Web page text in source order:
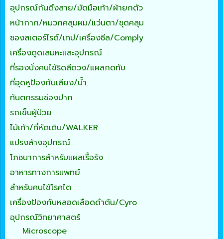
อุปกรณ์กันดึงสาย/มัดมือเท้า/ผ้ายกตัว
หน้ากาก/หมวกคลุมผม/แว่นตา/ชุดคลุม
ซองสเตอร์ไรด์/เทป/เครื่องซีล/Comply
เครื่องดูดเสมหะและอุปกรณ์
ที่รองนั่งคนไข้ริดสีดวง/แผลกดทับ
ที่อุดหูป้องกันเสียง/น้ำ
ทันตกรรมช่องปาก
รถเข็นผู้ป่วย
ไม้เท้า/ที่หัดเดิน/WALKER
แปรงล้างอุปกรณ์
โภชนาการสำหรับแผลเรื้อรัง
อาหารทางการแพทย์
สำหรับคนไข้โรคไต
เครื่องป้องกันหลอดเลือดดำตัน/Cyro
อุปกรณ์วิทยาศาสตร์
Microscope